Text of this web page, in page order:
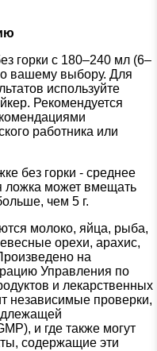
горки с 180–240 мл (6–
вашему выбору. Для
используйте
Рекомендуется
работника или
без горки - среднее
ложка может вмещать
чем 5 г.
молоко, яйца, рыба,
орехи, арахис,
на
Управления по
и лекарственных
независимые проверки,
и где также могут
содержащие эти